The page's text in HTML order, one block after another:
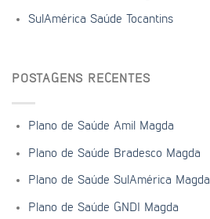
SulAmérica Saúde Tocantins
POSTAGENS RECENTES
Plano de Saúde Amil Magda
Plano de Saúde Bradesco Magda
Plano de Saúde SulAmérica Magda
Plano de Saúde GNDI Magda